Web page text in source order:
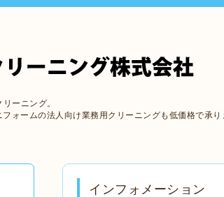
ーニング。
ォームの法人向け業務用クリーニングも低価格で承り
インフォメーション